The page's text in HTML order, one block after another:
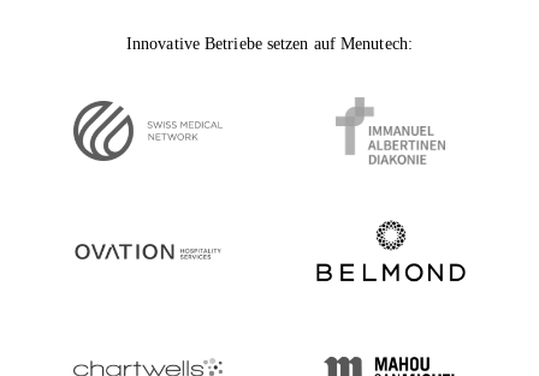
Innovative Betriebe setzen auf Menutech: